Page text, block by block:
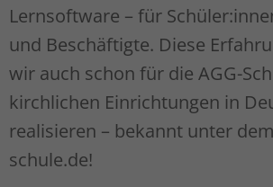
Lernsoftware – für
und Beschäftigte. Diese
wir auch schon für die AGG-
kirchlichen Einrichtungen in
realisieren – bekannt unter
schule.de!
Alle akzeptieren
Datenschutzeinstellungen
Essenziell (1)
Essenzielle Cookies ermöglichen grundlegende
die einwandfreie Funktion der Website erforderlich.